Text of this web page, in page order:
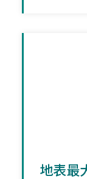
地表最